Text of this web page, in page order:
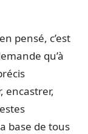
pensé, c’est
qu’à
encastrer,
base de tous